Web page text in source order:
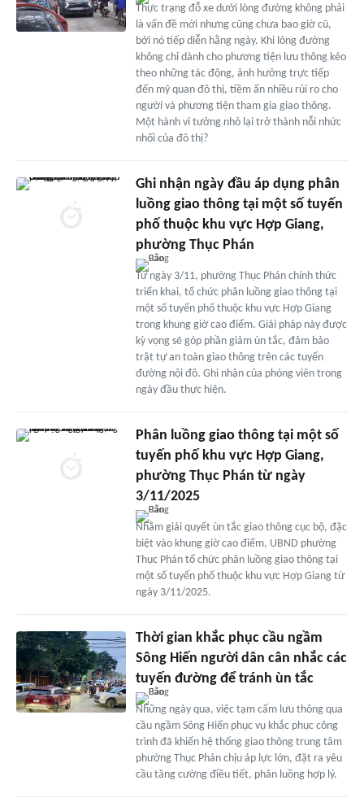
Thực trạng đỗ xe dưới lòng đường không phải
là vấn đề mới nhưng cũng chưa bao giờ cũ,
bởi nó tiếp diễn hằng ngày. Khi lòng đường
không chỉ dành cho phương tiện lưu thông kéo
theo những tác động, ảnh hưởng trực tiếp
đến mỹ quan đô thị, tiềm ẩn nhiều rủi ro cho
người và phương tiện tham gia giao thông.
Một hành vi tưởng nhỏ lại trở thành nỗi nhức
nhối của đô thị?
Ghi nhận ngày đầu áp dụng phân
luồng giao thông tại một số tuyến
phố thuộc khu vực Hợp Giang,
phường Thục Phán
Từ ngày 3/11, phường Thục Phán chính thức
triển khai, tổ chức phân luồng giao thông tại
một số tuyến phố thuộc khu vực Hợp Giang
trong khung giờ cao điểm. Giải pháp này được
kỳ vọng sẽ góp phần giảm ùn tắc, đảm bảo
trật tự an toàn giao thông trên các tuyến
đường nội đô. Ghi nhận của phóng viên trong
ngày đầu thực hiện.
Phân luồng giao thông tại một số
tuyến phố khu vực Hợp Giang,
phường Thục Phán từ ngày
3/11/2025
Nhằm giải quyết ùn tắc giao thông cục bộ, đặc
biệt vào khung giờ cao điểm, UBND phường
Thục Phán tổ chức phân luồng giao thông tại
một số tuyến phố thuộc khu vực Hợp Giang từ
ngày 3/11/2025.
Thời gian khắc phục cầu ngầm
Sông Hiến người dân cân nhắc các
tuyến đường để tránh ùn tắc
Những ngày qua, việc tạm cấm lưu thông qua
cầu ngầm Sông Hiến phục vụ khắc phục công
trình đã khiến hệ thống giao thông trung tâm
phường Thục Phán chịu áp lực lớn, đặt ra yêu
cầu tăng cường điều tiết, phân luồng hợp lý.